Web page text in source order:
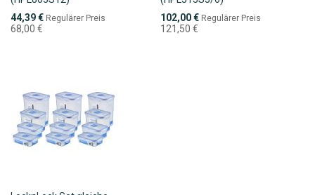
Sonderpreis
44,39 € Regulärer Preis
68,00 €
Sonderpreis
102,00 € Regulärer Preis
121,50 €